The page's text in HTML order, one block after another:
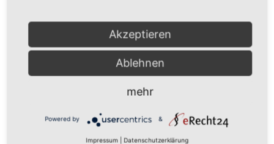
Kontakt
Datenschutzerklärung
Welche Rolle spielt Audio im
Akzeptieren
Ablehnen
mehr
Powered by &
Impressum Datenschutzerklärung